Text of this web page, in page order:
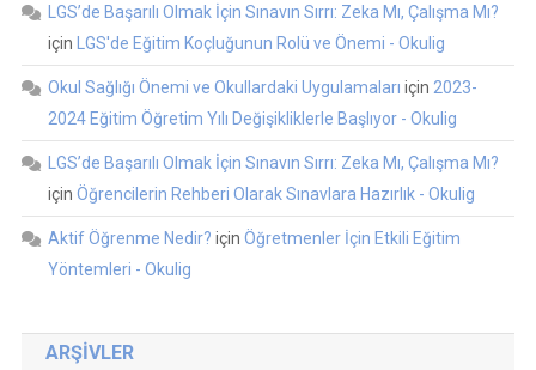
LGS’de Başarılı Olmak İçin Sınavın Sırrı: Zeka Mı, Çalışma Mı?
için
LGS'de Eğitim Koçluğunun Rolü ve Önemi - Okulig
Okul Sağlığı Önemi ve Okullardaki Uygulamaları için 2023-
2024 Eğitim Öğretim Yılı Değişikliklerle Başlıyor - Okulig
LGS’de Başarılı Olmak İçin Sınavın Sırrı: Zeka Mı, Çalışma Mı?
için Öğrencilerin Rehberi Olarak Sınavlara Hazırlık - Okulig
Aktif Öğrenme Nedir? için Öğretmenler İçin Etkili Eğitim
Yöntemleri - Okulig
ARŞIVLER